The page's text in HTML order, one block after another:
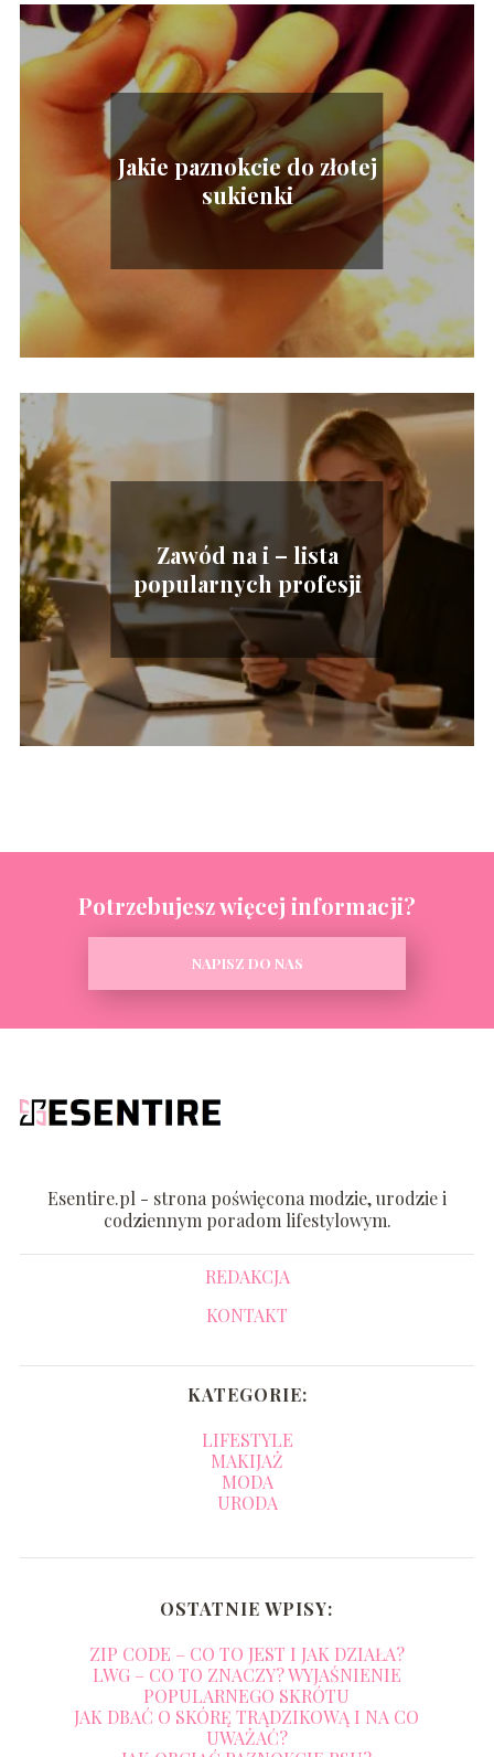
Jakie paznokcie do złotej
sukienki
Zawód na i – lista
popularnych profesji
Potrzebujesz więcej informacji?
NAPISZ DO NAS
Esentire.pl - strona poświęcona modzie, urodzie i
codziennym poradom lifestylowym.
REDAKCJA
KONTAKT
KATEGORIE:
LIFESTYLE
MAKIJAŻ
MODA
URODA
OSTATNIE WPISY:
ZIP CODE – CO TO JEST I JAK DZIAŁA?
LWG – CO TO ZNACZY? WYJAŚNIENIE
POPULARNEGO SKRÓTU
JAK DBAĆ O SKÓRĘ TRĄDZIKOWĄ I NA CO
UWAŻAĆ?